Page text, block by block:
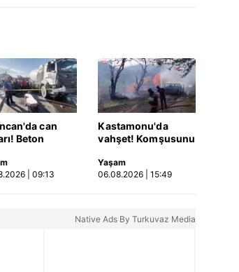
can
Beton
anne ve
ağır| 09:13
Kastamonu'da
vahşet! Komşusunu
aracını ateşe verdi |
Video
Yaşam
06.08.2026 | 15:49
Native Ads By Turkuvaz Media